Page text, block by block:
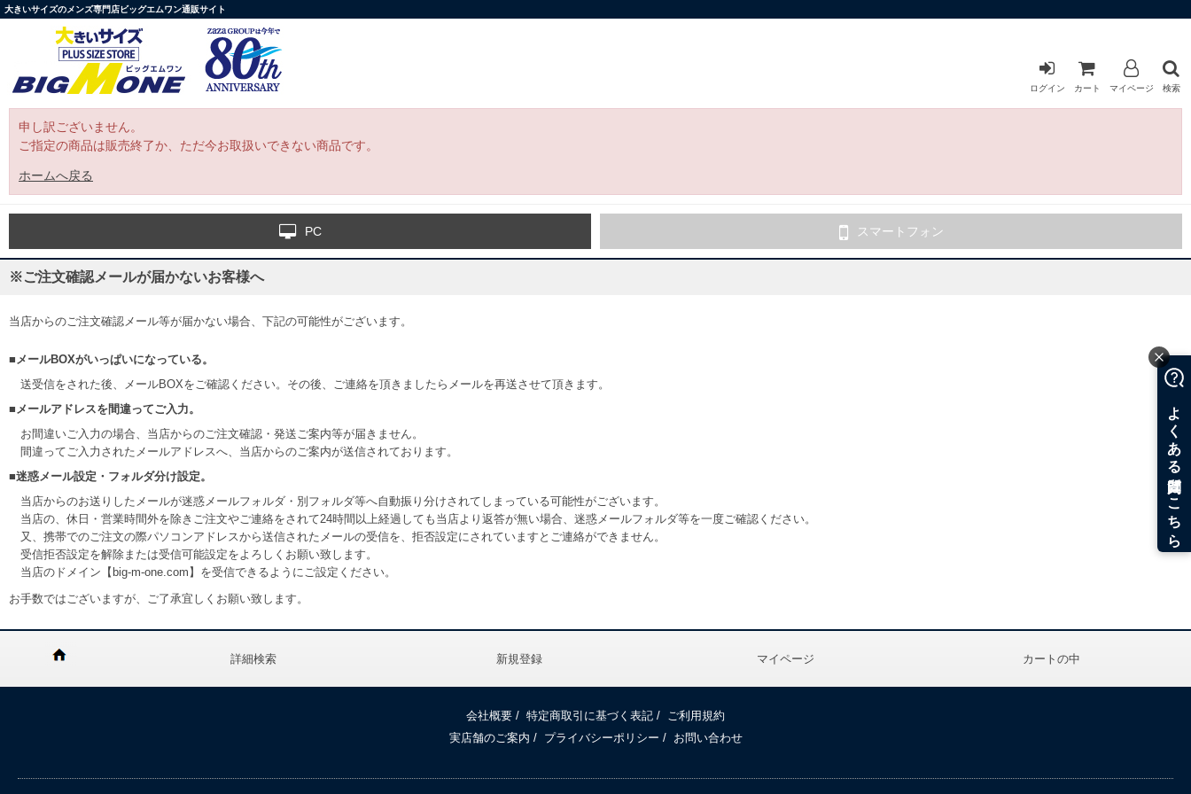
大きいサイズのメンズ専門店ビッグエムワン通販サイト
ログイン カート マイページ 検索
申し訳ございません。
ご指定の商品は販売終了か、ただ今お取扱いできない商品です。
ホームへ戻る
PC スマートフォン
※ご注文確認メールが届かないお客様へ
当店からのご注文確認メール等が届かない場合、下記の可能性がございます。
■メールBOXがいっぱいになっている。
送受信をされた後、メールBOXをご確認ください。その後、ご連絡を頂きましたらメールを再送させて頂きます。
■メールアドレスを間違ってご入力。
お間違いご入力の場合、当店からのご注文確認・発送ご案内等が届きません。
間違ってご入力されたメールアドレスへ、当店からのご案内が送信されております。
■迷惑メール設定・フォルダ分け設定。
当店からのお送りしたメールが迷惑メールフォルダ・別フォルダ等へ自動振り分けされてしまっている可能性がございます。
当店の、休日・営業時間外を除きご注文やご連絡をされて24時間以上経過しても当店より返答が無い場合、迷惑メールフォルダ等を一度ご確認ください。
又、携帯でのご注文の際パソコンアドレスから送信されたメールの受信を、拒否設定にされていますとご連絡ができません。
受信拒否設定を解除または受信可能設定をよろしくお願い致します。
当店のドメイン【big-m-one.com】を受信できるようにご設定ください。
お手数ではございますが、ご了承宜しくお願い致します。
詳細検索 新規登録 マイページ カートの中
会社概要 / 特定商取引に基づく表記 /
ご利用規約
実店舗のご案内 / プライバシーポリシー / お問い合わせ